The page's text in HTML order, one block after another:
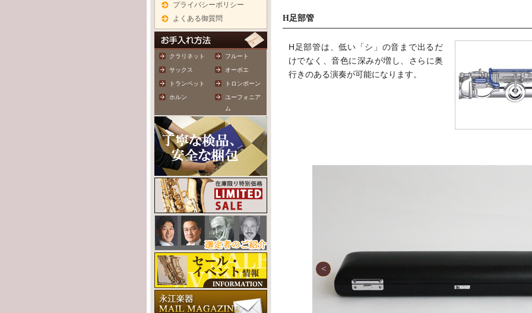
プライバシーポリシー
よくある御質問
クラリネット フルート
サックス オーボエ
トランペット トロンボーン
ホルン
ユーフォニア
ム
H足部管
H足部管は、低い「シ」の音まで出るだ
けでなく、音色に深みが増し、さらに奥
行きのある演奏が可能になります。